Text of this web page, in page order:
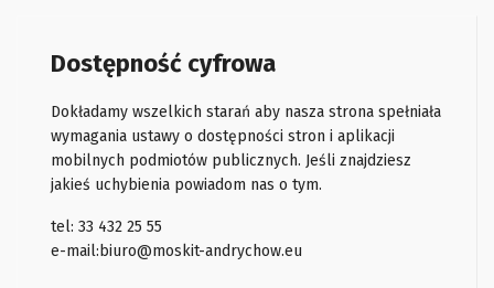
Dostępność cyfrowa
Dokładamy wszelkich starań aby nasza strona spełniała
wymagania ustawy o dostępności stron i aplikacji
mobilnych podmiotów publicznych. Jeśli znajdziesz
jakieś uchybienia powiadom nas o tym.
tel: 33 432 25 55
e-mail: biuro@moskit-andrychow.eu